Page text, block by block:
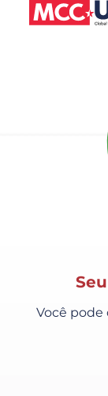
Você pode